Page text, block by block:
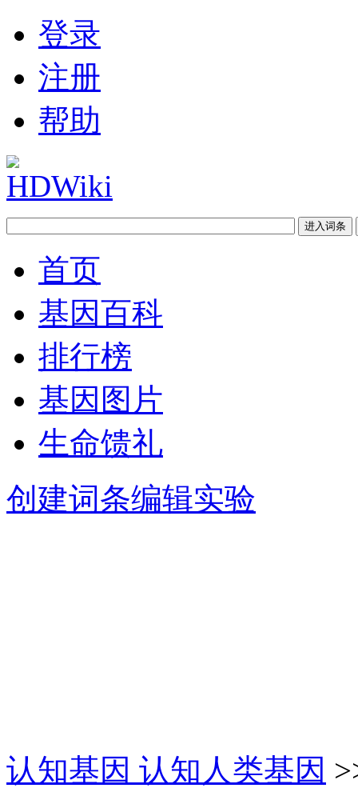
登录
注册
帮助
首页
基因百科
排行榜
基因图片
生命馈礼
创建词条编辑实验
认知基因 认知人类基因